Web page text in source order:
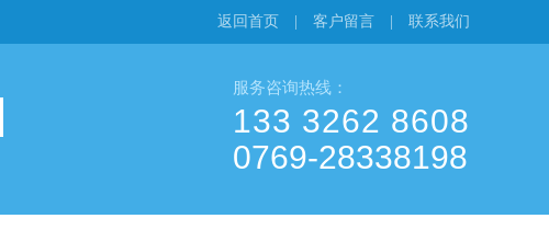
返回首页 客户留言 联系我们
服务咨询热线：
133 3262 8608
0769-28338198